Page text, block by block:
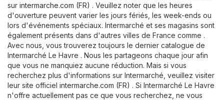
sur intermarche.com (FR) . Veuillez noter que les heures
d'ouverture peuvent varier les jours fériés, les week-ends ou
lors d'événements spéciaux. Intermarché et ses magasins sont
également présents dans d'autres villes de France comme .
Avec nous, vous trouverez toujours le dernier catalogue de
Intermarché Le Havre . Nous les partageons chaque jour afin
que vous ne manquiez aucune réduction. Mais si vous
recherchez plus d'informations sur Intermarché, veuillez visiter
leur site officiel intermarche.com (FR) . Si Intermarché Le Havre
n'offre actuellement pas ce que vous recherchez, ne vous